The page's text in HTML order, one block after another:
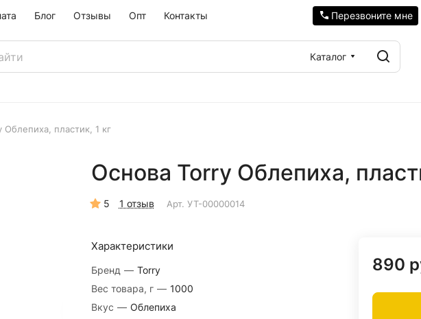
Блог Отзывы Опт Контакты Перезвоните мне
Каталог
Облепиха, пластик, 1 кг
Основа Torry Облепиха,
5 1 отзыв Арт. УТ-00000014
Характеристики
Бренд — Torry
Вес товара, г — 1000
Вкус — Облепиха
890